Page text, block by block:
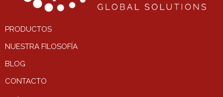
PRODUCTOS
NUESTRA FILOSOFÍA
BLOG
CONTACTO